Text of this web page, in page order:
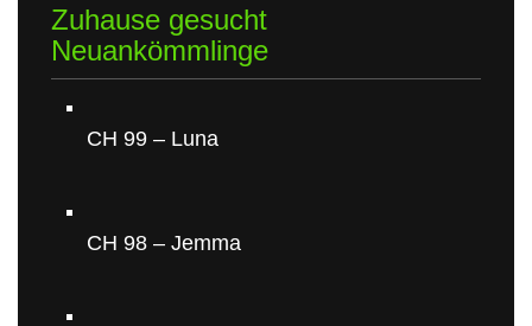
Zuhause gesucht
Neuankömmlinge
CH 99 – Luna
CH 98 – Jemma